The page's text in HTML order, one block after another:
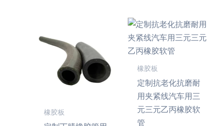
橡胶板
橡胶板
定制抗老化抗磨耐
用夹紧线汽车用三
元三元乙丙橡胶软
管